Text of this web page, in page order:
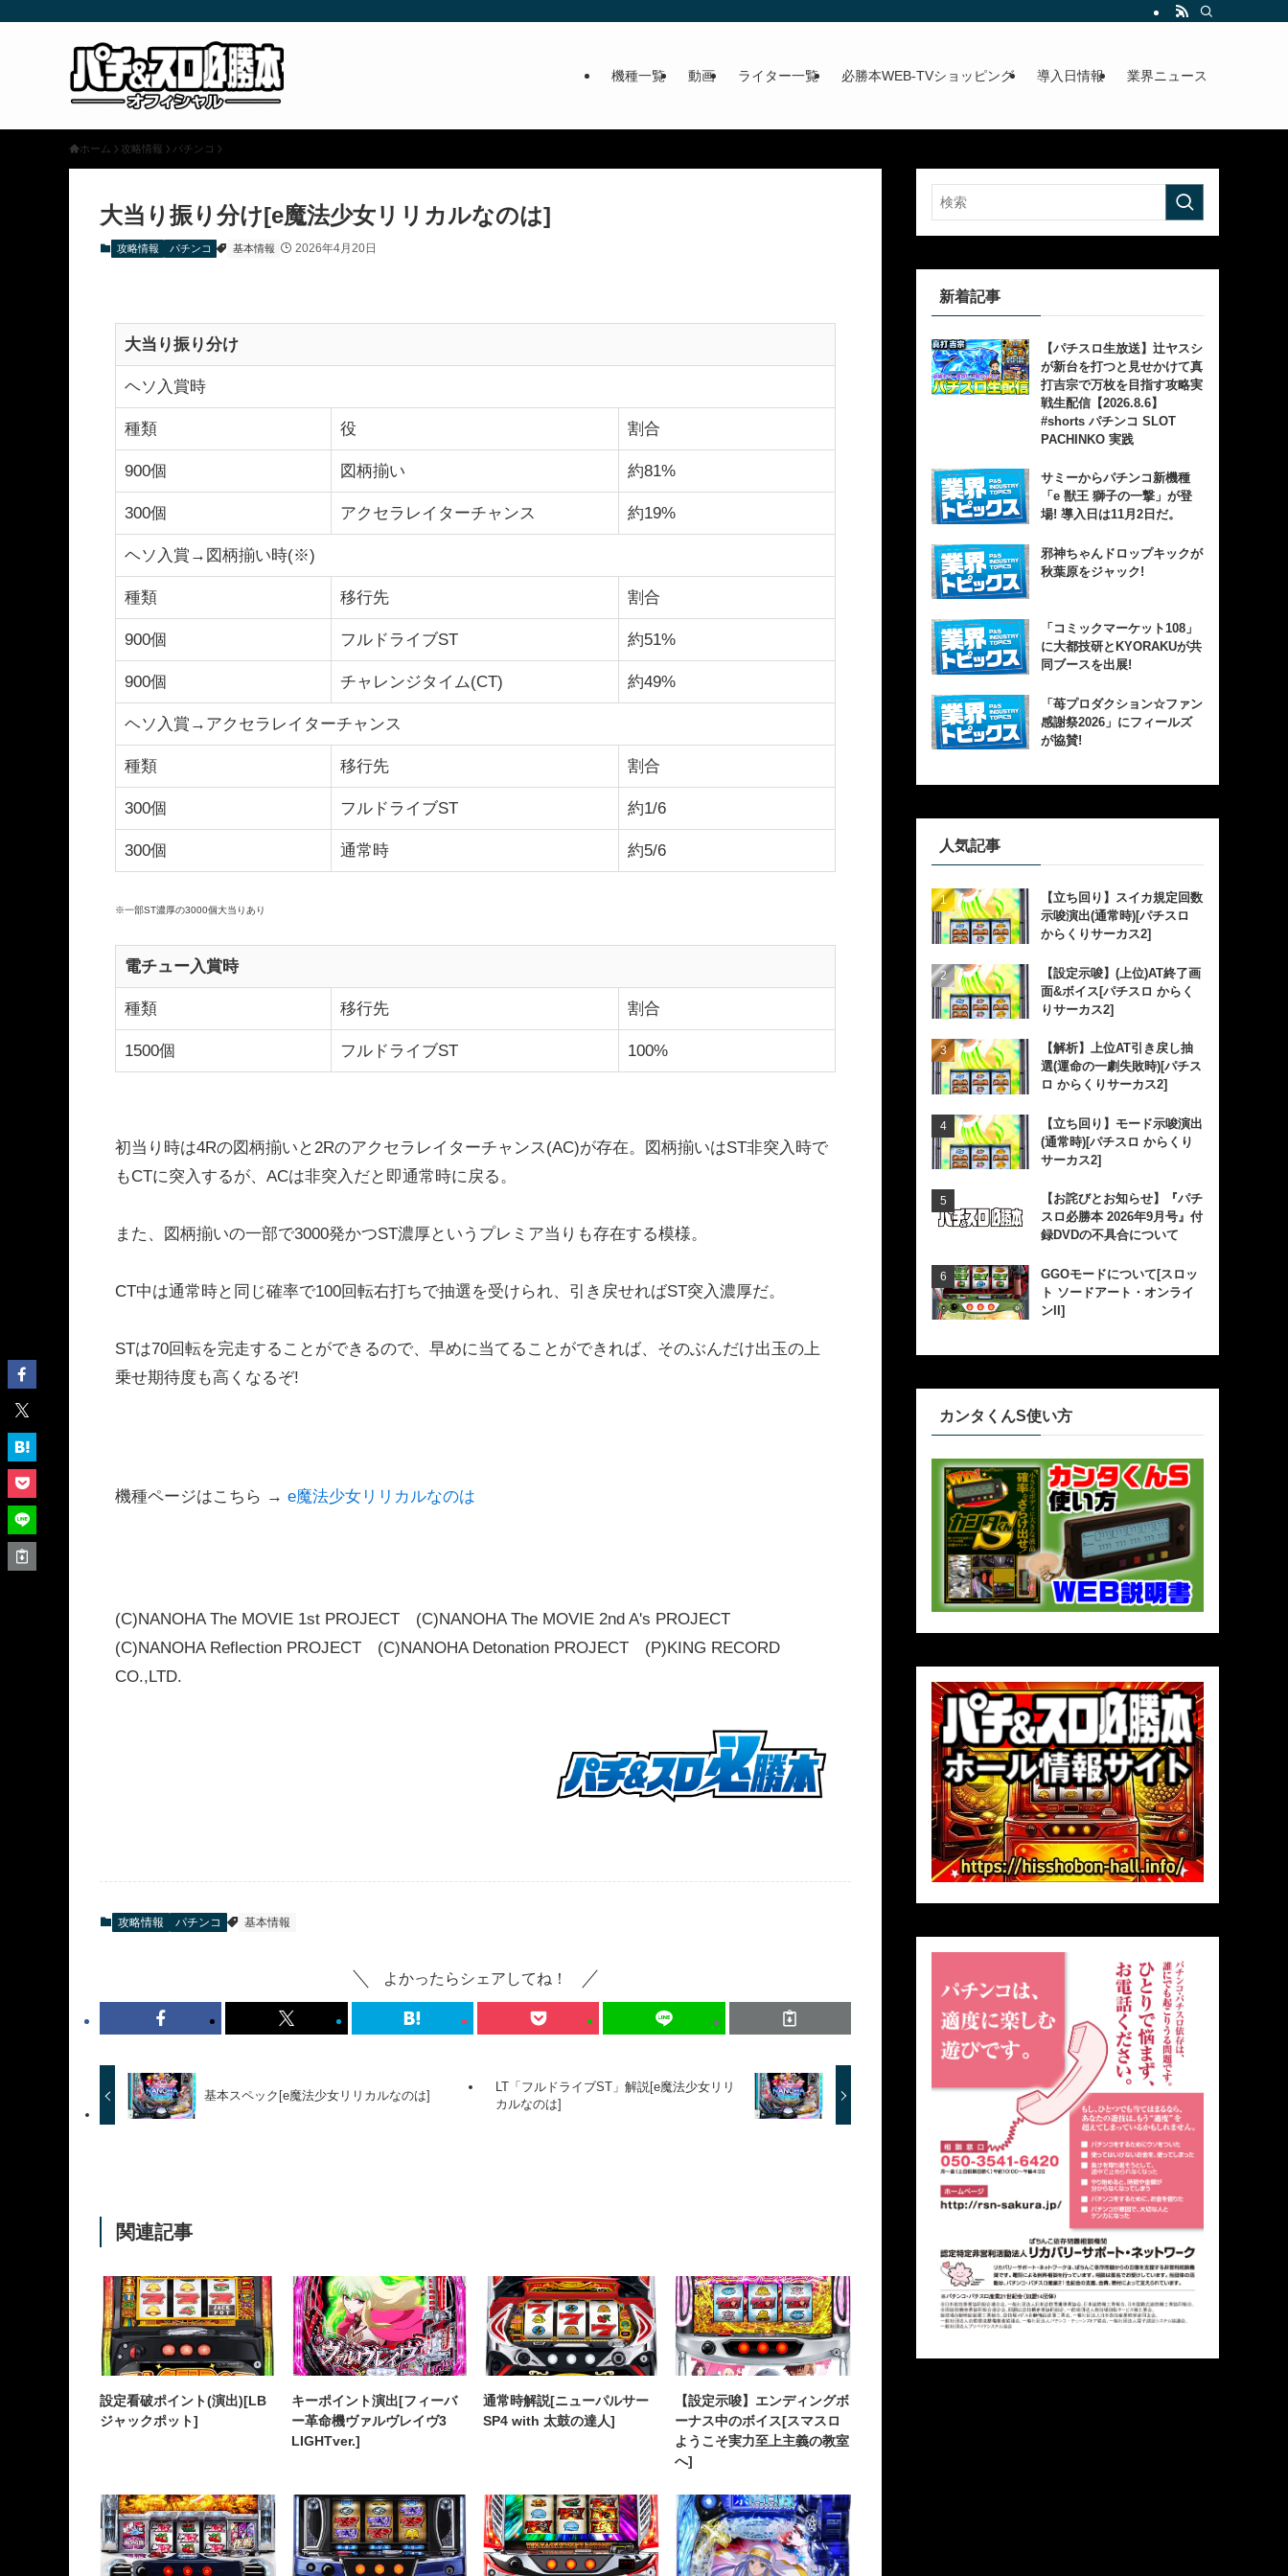
機種一覧 動画 ライター一覧 必勝本WEB-TVショッピング 導入日情報 業界ニュース
ホーム 攻略情報 パチンコ
大当り振り分け[e魔法少女リリカルなのは]
攻略情報 パチンコ 基本情報 2026年4月20日
大当り振り分け
ヘソ入賞時
種類 役 割合
900個 図柄揃い 約81%
300個 アクセラレイターチャンス 約19%
ヘソ入賞→図柄揃い時(※)
種類 移行先 割合
900個 フルドライブST 約51%
900個 チャレンジタイム(CT) 約49%
ヘソ入賞→アクセラレイターチャンス
種類 移行先 割合
300個 フルドライブST 約1/6
300個 通常時 約5/6
※一部ST濃厚の3000個大当りあり
電チュー入賞時
種類 移行先 割合
1500個 フルドライブST 100%
初当り時は4Rの図柄揃いと2Rのアクセラレイターチャンス(AC)が存在。図柄揃いはST非突入時で
もCTに突入するが、ACは非突入だと即通常時に戻る。
また、図柄揃いの一部で3000発かつST濃厚というプレミア当りも存在する模様。
CT中は通常時と同じ確率で100回転右打ちで抽選を受けられ、引き戻せればST突入濃厚だ。
STは70回転を完走することができるので、早めに当てることができれば、そのぶんだけ出玉の上
乗せ期待度も高くなるぞ!
機種ページはこちら → e魔法少女リリカルなのは
(C)NANOHA The MOVIE 1st PROJECT (C)NANOHA The MOVIE 2nd A's PROJECT
(C)NANOHA Reflection PROJECT (C)NANOHA Detonation PROJECT (P)KING RECORD
CO.,LTD.
攻略情報 パチンコ 基本情報
よかったらシェアしてね！
基本スペック[e魔法少女リリカルなのは]
LT「フルドライブST」解説[e魔法少女リリ
カルなのは]
関連記事
設定看破ポイント(演出)[LB
ジャックポット]
キーポイント演出[フィーバ
ー革命機ヴァルヴレイヴ3
LIGHTver.]
通常時解説[ニューパルサー
SP4 with 太鼓の達人]
【設定示唆】エンディングボ
ーナス中のボイス[スマスロ
ようこそ実力至上主義の教室
へ]
新着記事
【パチスロ生放送】辻ヤスシ
が新台を打つと見せかけて真
打吉宗で万枚を目指す攻略実
戦生配信【2026.8.6】
#shorts パチンコ SLOT
PACHINKO 実践
サミーからパチンコ新機種
「e 獣王 獅子の一撃」が登
場! 導入日は11月2日だ。
邪神ちゃんドロップキックが
秋葉原をジャック!
「コミックマーケット108」
に大都技研とKYORAKUが共
同ブースを出展!
「苺プロダクション☆ファン
感謝祭2026」にフィールズ
が協賛!
人気記事
【立ち回り】スイカ規定回数
示唆演出(通常時)[パチスロ
からくりサーカス2]
【設定示唆】(上位)AT終了画
面&ボイス[パチスロ からく
りサーカス2]
【解析】上位AT引き戻し抽
選(運命の一劇失敗時)[パチス
ロ からくりサーカス2]
【立ち回り】モード示唆演出
(通常時)[パチスロ からくり
サーカス2]
【お詫びとお知らせ】『パチ
スロ必勝本 2026年9月号』付
録DVDの不具合について
GGOモードについて[スロッ
ト ソードアート・オンライ
ンII]
カンタくんS使い方